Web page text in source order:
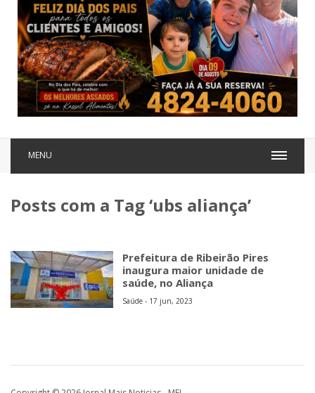
MENU
Posts com a Tag ‘ubs aliança’
Prefeitura de Ribeirão Pires
inaugura maior unidade de
saúde, no Aliança
Saúde - 17 jun, 2023